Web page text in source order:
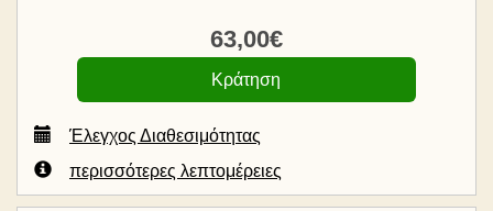
63,00€
Έλεγχος Διαθεσιμότητας
περισσότερες λεπτομέρειες